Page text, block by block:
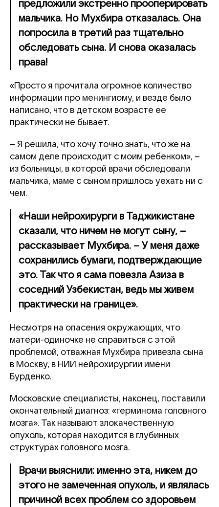
предложили экстренно прооперировать
мальчика. Но Мухбира отказалась. Она
попросила в третий раз тщательно
обследовать сына. И снова оказалась
права!
«Просто я прочитала огромное количество
информации про менингиому, и везде было
написано, что в детском возрасте ее
практически не бывает.
– Я решила, что хочу точно знать, что же на
самом деле происходит с моим ребенком», –
из больницы, в которой врачи обследовали
мальчика, маме с сыном пришлось уехать ни с
чем.
«Наши нейрохирурги в Таджикистане
сказали, что ничем не могут сыну, –
рассказывает Мухбира. – У меня даже
сохранились бумаги, подтверждающие
это. Так что я сама повезла Азиза в
соседний Узбекистан, ведь мы живем
практически на границе».
Несмотря на опасения окружающих, что
матери-одиночке не справиться с этой
проблемой, отважная Мухбира привезла сына
в Москву, в НИИ нейрохирургии имени
Бурденко.
Московские специалисты, наконец, поставили
окончательный диагноз: «герминома головного
мозга». Так называют злокачественную
опухоль, которая находится в глубинных
структурах головного мозга.
Врачи выяснили: именно эта, никем до
этого не замеченная опухоль, и являлась
причиной всех проблем со здоровьем